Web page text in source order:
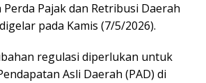
Pajak dan Retribusi Daerah
pada Kamis (7/5/2026).
regulasi diperlukan untuk
Asli Daerah (PAD) di